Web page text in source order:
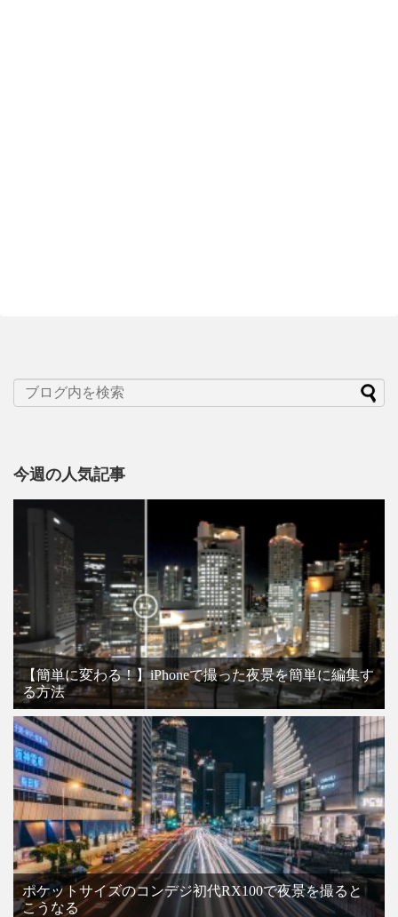
今週の人気記事
【簡単に変わる！】iPhoneで撮った夜景を簡単に編集す
る方法
ポケットサイズのコンデジ初代RX100で夜景を撮ると
こうなる